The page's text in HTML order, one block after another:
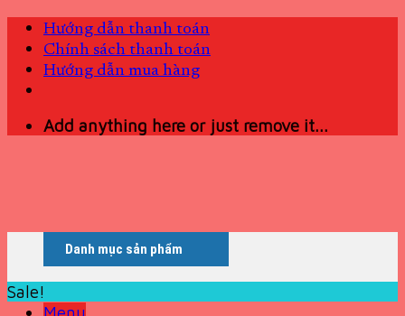
Skip
content
Hướng dẫn thanh toán
Chính sách thanh toán
Hướng dẫn mua hàng
Add anything here or just remove it...
Danh mục sản phẩm
Sale!